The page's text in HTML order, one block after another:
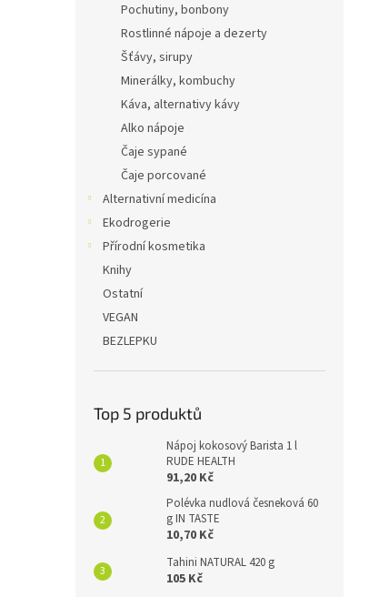
Pochutiny, bonbony
Rostlinné nápoje a dezerty
Šťávy, sirupy
Minerálky, kombuchy
Káva, alternativy kávy
Alko nápoje
Čaje sypané
Čaje porcované
Alternativní medicína
Ekodrogerie
Přírodní kosmetika
Knihy
Ostatní
VEGAN
BEZLEPKU
Top 5 produktů
Nápoj kokosový Barista 1 l
RUDE HEALTH
91,20 Kč
Polévka nudlová česneková 60
g IN TASTE
10,70 Kč
Tahini NATURAL 420 g
105 Kč